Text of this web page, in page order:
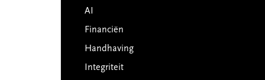
AI
Financiën
Handhaving
Integriteit